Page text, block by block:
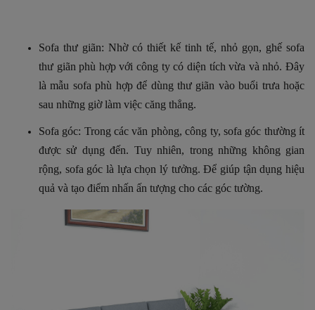
Sofa thư giãn: Nhờ có thiết kế tinh tế, nhỏ gọn, ghế sofa
thư giãn phù hợp với công ty có diện tích vừa và nhỏ. Đây
là mẫu sofa phù hợp để dùng thư giãn vào buổi trưa hoặc
sau những giờ làm việc căng thẳng.
Sofa góc: Trong các văn phòng, công ty, sofa góc thường ít
được sử dụng đến. Tuy nhiên, trong những không gian
rộng, sofa góc là lựa chọn lý tưởng. Để giúp tận dụng hiệu
quả và tạo điểm nhấn ấn tượng cho các góc tường.